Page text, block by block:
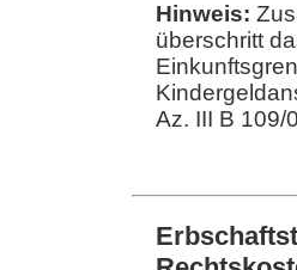
Hinweis:
überschritt
Az. III B 109/